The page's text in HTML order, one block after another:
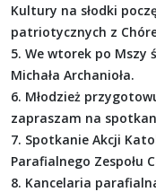
Kultury na słodki
patriotycznych z
5. We wtorek po Mszy
Michała Archanioła.
6. Młodzież
zapraszam na
7. Spotkanie Akcji
Parafialnego Zespołu
8. Kancelaria